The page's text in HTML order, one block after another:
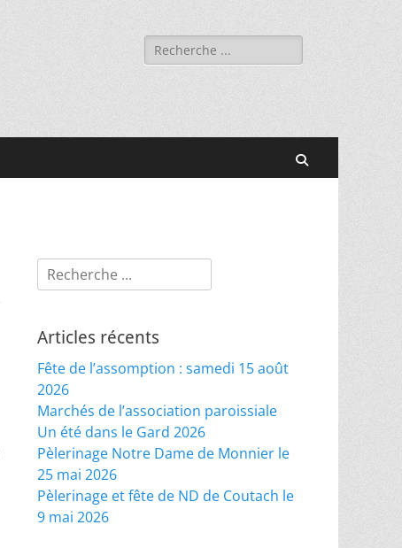
Rechercher :
Rechercher :
Articles récents
Fête de l’assomption : samedi 15 août
2026
Marchés de l’association paroissiale
Un été dans le Gard 2026
Pèlerinage Notre Dame de Monnier le
25 mai 2026
Pèlerinage et fête de ND de Coutach le
9 mai 2026